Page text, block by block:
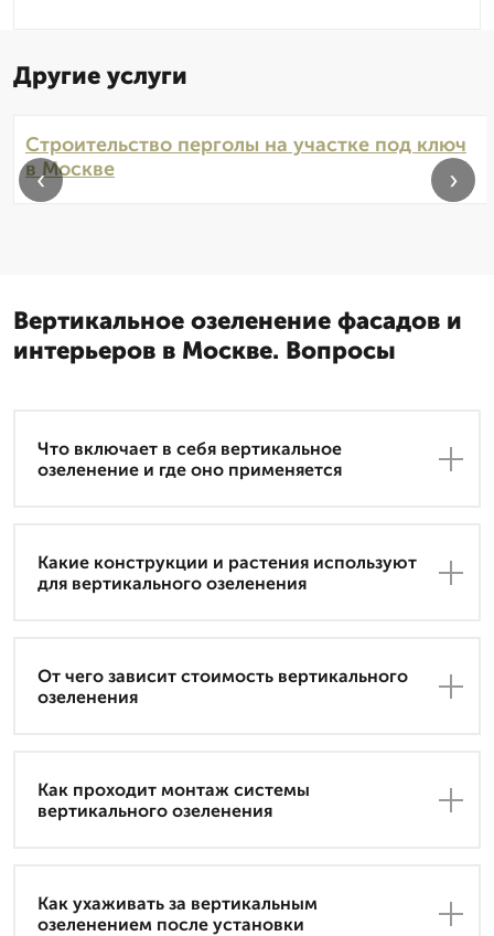
Другие услуги
Строительство перголы на участке под ключ
в Москве
‹ ›
Вертикальное озеленение фасадов и
интерьеров в Москве. Вопросы
Что включает в себя вертикальное
озеленение и где оно применяется
Какие конструкции и растения используют
для вертикального озеленения
От чего зависит стоимость вертикального
озеленения
Как проходит монтаж системы
вертикального озеленения
Как ухаживать за вертикальным
озеленением после установки